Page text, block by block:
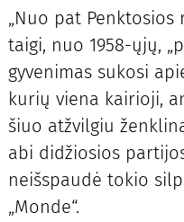
„Nuo pat Penktosios
taigi, nuo 1958-ųjų,
gyvenimas sukosi
kurių viena kairioji,
šiuo atžvilgiu
abi didžiosios
neišspaudė tokio
„Monde“.